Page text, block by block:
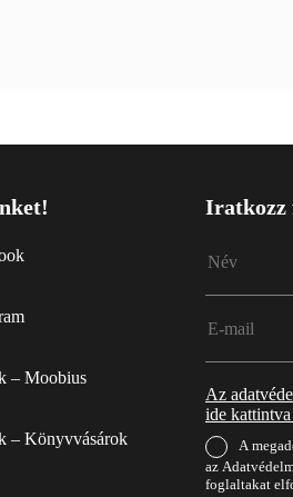
– Moobius
– Könyvvásárok
Iratkozz
Az
ide
A
az Adatvédelmi és adatkezelési szabályzatban
foglaltakat